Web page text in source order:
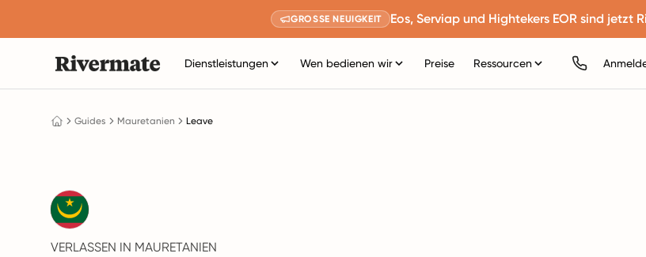
GROSSE NEUIGKEIT Eos, Serviap und Hightekers EOR sind jetzt
Dienstleistungen Wen bedienen wir Preise Ressourcen
Guides Mauretanien Leave
VERLASSEN IN MAURETANIEN